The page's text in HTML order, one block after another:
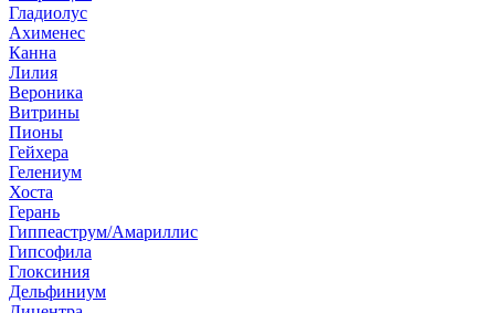
Гладиолус
Ахименес
Канна
Лилия
Вероника
Витрины
Пионы
Гейхера
Гелениум
Хоста
Герань
Гиппеаструм/Амариллис
Гипсофила
Глоксиния
Дельфиниум